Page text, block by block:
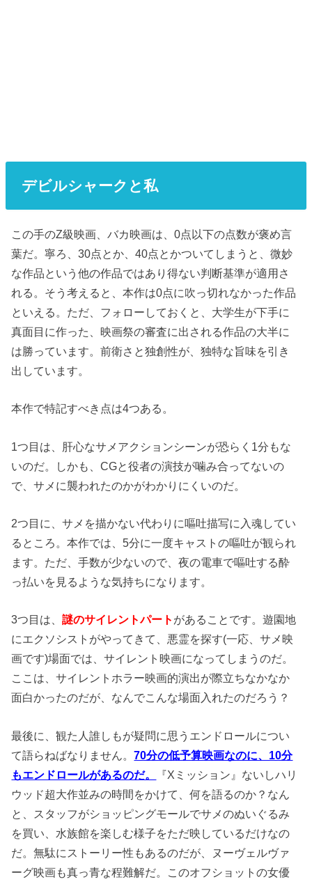
デビルシャークと私
この手のZ級映画、バカ映画は、0点以下の点数が褒め言
葉だ。寧ろ、30点とか、40点とかついてしまうと、微妙
な作品という他の作品ではあり得ない判断基準が適用さ
れる。そう考えると、本作は0点に吹っ切れなかった作品
といえる。ただ、フォローしておくと、大学生が下手に
真面目に作った、映画祭の審査に出される作品の大半に
は勝っています。前衛さと独創性が、独特な旨味を引き
出しています。
本作で特記すべき点は4つある。
1つ目は、肝心なサメアクションシーンが恐らく1分もな
いのだ。しかも、CGと役者の演技が噛み合ってないの
で、サメに襲われたのかがわかりにくいのだ。
2つ目に、サメを描かない代わりに嘔吐描写に入魂してい
るところ。本作では、5分に一度キャストの嘔吐が観られ
ます。ただ、手数が少ないので、夜の電車で嘔吐する酔
っ払いを見るような気持ちになります。
3つ目は、謎のサイレントパート があることです。遊園地
にエクソシストがやってきて、悪霊を探す(一応、サメ映
画です)場面では、サイレント映画になってしまうのだ。
ここは、サイレントホラー映画的演出が際立ちなかなか
面白かったのだが、なんでこんな場面入れたのだろう？
最後に、観た人誰しもが疑問に思うエンドロールについ
て語らねばなりません。70分の低予算映画なのに、10分
もエンドロールがあるのだ。
『Xミッション』ないしハリ
ウッド超大作並みの時間をかけて、何を語るのか？なん
と、スタッフがショッピングモールでサメのぬいぐるみ
を買い、水族館を楽しむ様子をただ映しているだけなの
だ。無駄にストーリー性もあるのだが、ヌーヴェルヴァ
ーグ映画も真っ青な程難解だ。このオフショットの女優